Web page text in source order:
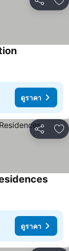
แชร์ เ
ดูราคา
ดูราคา
แชร์ เ
ดูราค
ดูราคา